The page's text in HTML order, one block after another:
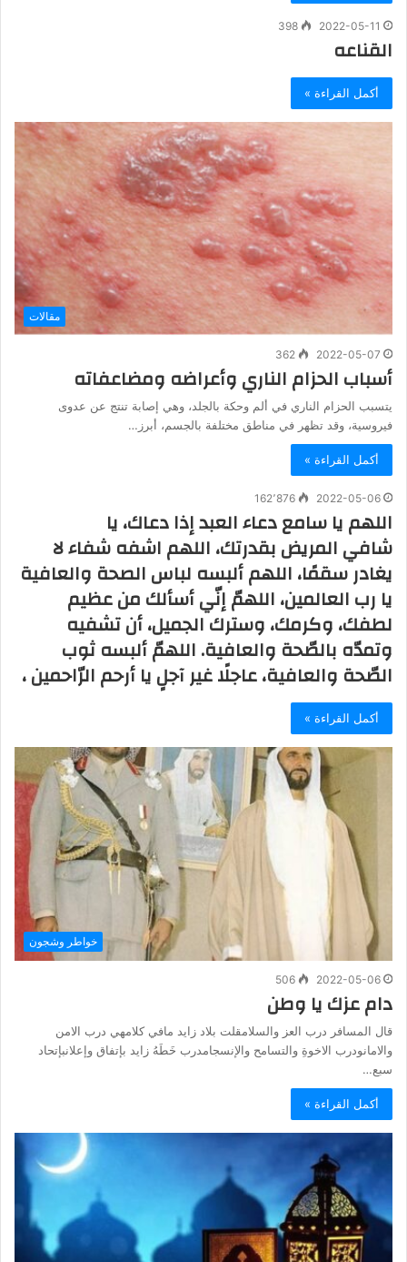
2022-05-11
398
القناعه
أكمل القراءة »
مقالات
2022-05-07
362
أسباب الحزام الناري وأعراضه ومضاعفاته
يتسبب الحزام الناري في ألم وحكة بالجلد، وهي إصابة تنتج عن عدوى
فيروسية، وقد تظهر في مناطق مختلفة بالجسم، أبرز…
أكمل القراءة »
2022-05-06 162٬876
اللهم يا سامع دعاء العبد إذا دعاك، يا
شافي المريض بقدرتك، اللهم اشفه شفاء لا
يغادر سقمًا، اللهم ألبسه لباس الصحة والعافية
يا رب العالمين، اللهمّ إنّي أسألك من عظيم
لطفك، وكرمك، وسترك الجميل، أن تشفيه
وتمدّه بالصّحة والعافية. اللهمّ ألبسه ثوب
الصّحة والعافية، عاجلًا غير آجلٍ يا أرحم الرّاحمين ،
أكمل القراءة »
خواطر وشجون
2022-05-06
506
دام عزك يا وطن
قال المسافر درب العز والسلامقلت بلاد زايد مافي كلامهي درب الامن
والامانودرب الاخوةِ والتسامح والإنسجامدرب خَطَهُ زايد بإتفاق وإعلانبإتحاد
سبع…
أكمل القراءة »